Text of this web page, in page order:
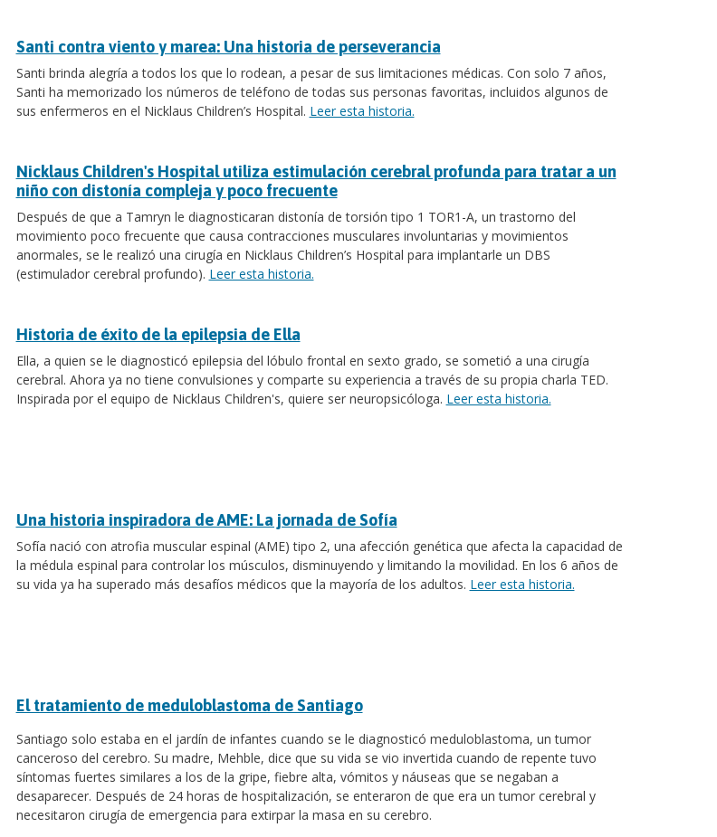
Santi contra viento y marea: Una historia de perseverancia
Santi brinda alegría a todos los que lo rodean, a pesar de sus limitaciones médicas. Con solo 7 años,
Santi ha memorizado los números de teléfono de todas sus personas favoritas, incluidos algunos de
sus enfermeros en el Nicklaus Children’s Hospital. Leer esta historia.
Nicklaus Children's Hospital utiliza estimulación cerebral profunda para tratar a un
niño con distonía compleja y poco frecuente
Después de que a Tamryn le diagnosticaran distonía de torsión tipo 1 TOR1-A, un trastorno del
movimiento poco frecuente que causa contracciones musculares involuntarias y movimientos
anormales, se le realizó una cirugía en Nicklaus Children’s Hospital para implantarle un DBS
(estimulador cerebral profundo). Leer esta historia.
Historia de éxito de la epilepsia de Ella
Ella, a quien se le diagnosticó epilepsia del lóbulo frontal en sexto grado, se sometió a una cirugía
cerebral. Ahora ya no tiene convulsiones y comparte su experiencia a través de su propia charla TED.
Inspirada por el equipo de Nicklaus Children's, quiere ser neuropsicóloga. Leer esta historia.
Una historia inspiradora de AME: La jornada de Sofía
Sofía nació con atrofia muscular espinal (AME) tipo 2, una afección genética que afecta la capacidad de
la médula espinal para controlar los músculos, disminuyendo y limitando la movilidad. En los 6 años de
su vida ya ha superado más desafíos médicos que la mayoría de los adultos. Leer esta historia.
El tratamiento de meduloblastoma de Santiago
Santiago solo estaba en el jardín de infantes cuando se le diagnosticó meduloblastoma, un tumor
canceroso del cerebro. Su madre, Mehble, dice que su vida se vio invertida cuando de repente tuvo
síntomas fuertes similares a los de la gripe, fiebre alta, vómitos y náuseas que se negaban a
desaparecer. Después de 24 horas de hospitalización, se enteraron de que era un tumor cerebral y
necesitaron cirugía de emergencia para extirpar la masa en su cerebro.